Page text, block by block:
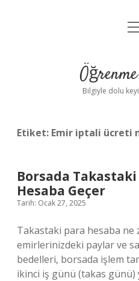
Yasal
Bilgiyle dolu
Etiket: Emir iptali ücreti
Borsada
Hesaba Geçer
Tarih: Ocak 27, 2025
Takastaki para hesaba ne
emirlerinizdeki paylar ve
bedelleri, borsada işlem
ikinci iş günü (takas günü)